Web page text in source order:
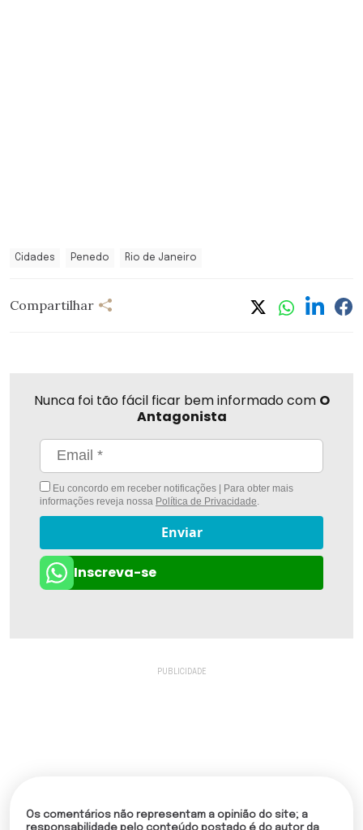
Cidades Penedo Rio de Janeiro
Compartilhar
Nunca foi tão fácil ficar bem informado com O
Antagonista
Eu concordo em receber notificações | Para obter mais
informações reveja nossa Política de Privacidade
Enviar
Inscreva-se
Os comentários não representam a opinião do site; a
responsabilidade pelo conteúdo postado é do autor da